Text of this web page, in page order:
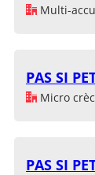
Multi-
PAS SI
Micro
PAS SI